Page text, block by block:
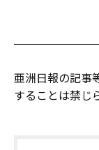
亜洲日報の記事
することは禁じ